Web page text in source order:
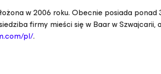
w 2006 roku. Obecnie posiada
firmy mieści się w Baar w
pl/.